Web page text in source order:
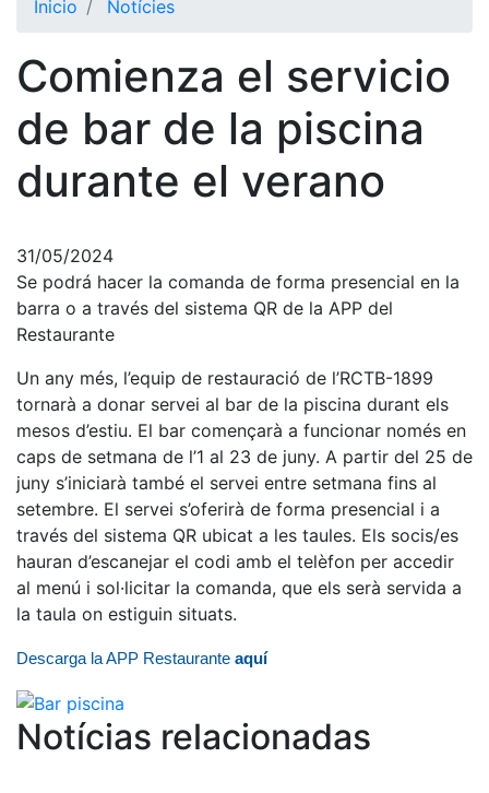
Historia
Nuestra
historia
Cronología
Presidentes
Organización
Junta
directiva
Comisiones
Estructura
ejecutiva
Fundación
Servicios
Instalaciones
Preguntas
Frecuentes
(FAQs)
nosotros
Área deportiva
Tenis
Inicio Notícies
Comienza el servicio
de bar de la piscina
durante el verano
31/05/2024
Se podrá hacer la comanda de forma presencial en la
barra o a través del sistema QR de la APP del
Restaurante
Un any més, l’equip de restauració de l’RCTB-1899
tornarà a donar servei al bar de la piscina durant els
mesos d’estiu. El bar començarà a funcionar només en
caps de setmana de l’1 al 23 de juny. A partir del 25 de
juny s’iniciarà també el servei entre setmana fins al
setembre. El servei s’oferirà de forma presencial i a
través del sistema QR ubicat a les taules. Els socis/es
hauran d’escanejar el codi amb el telèfon per accedir
al menú i sol·licitar la comanda, que els serà servida a
la taula on estiguin situats.
Descarga la APP Restaurante aquí
Notícias relacionadas